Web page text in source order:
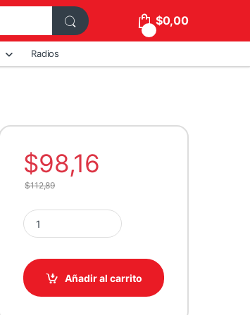
$0,00
Radios
$98,16
$112,89
CASE ANTEC/C5 WHITE CURVE ARGB
Añadir al carrito